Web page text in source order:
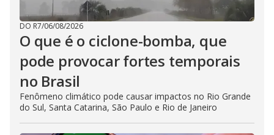
DO R7/06/08/2026
O que é o ciclone-bomba, que
pode provocar fortes temporais
no Brasil
Fenômeno climático pode causar impactos no Rio Grande
do Sul, Santa Catarina, São Paulo e Rio de Janeiro